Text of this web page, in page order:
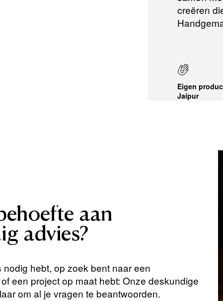
creëren
Eigen
Jaipur
aan
advies?
nodig hebt, op zoek bent naar een
een project op maat hebt: Onze deskundige
om al je vragen te beantwoorden.